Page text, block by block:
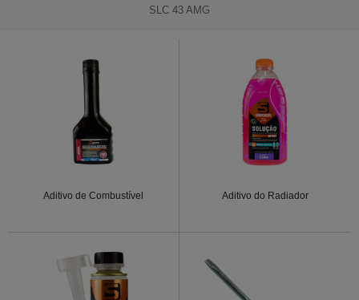
SLC 43 AMG
Aditivo de Combustível Aditivo do Radiador